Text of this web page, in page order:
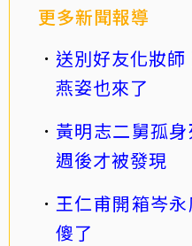
更多新聞報導
送別好友化妝
燕姿也來了
黃明志二舅孤
週後才被發現
王仁甫開箱岑
傻了